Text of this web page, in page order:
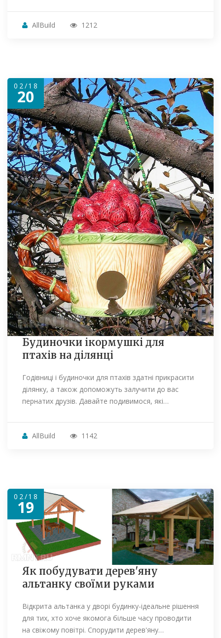
AllBuild 1212
02/18
20
Будиночки ікормушкі для
птахів на ділянці
Годівниці і будиночки для птахів здатні прикрасити
ділянку, а також допоможуть залучити до вас
пернатих друзів. Давайте подивимося, які…
AllBuild 1142
02/18
19
Як побудувати дерев'яну
альтанку своїми руками
Відкрита альтанка у дворі будинку-ідеальне рішення
для тих, хто хоче якомога більше часу проводити
на свіжому повітрі. Спорудити дерев'яну…